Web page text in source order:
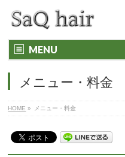
MENU
メニュー・料金
HOME » メニュー・料金